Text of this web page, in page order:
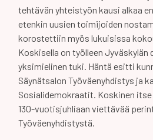
tehtävän yhteistyön kausi alkaa
etenkin uusien toimijoiden
korostettiin myös lukuisissa
Koskisella on työlleen Jyväskylän
yksimielinen tuki. Häntä esitti
Säynätsalon Työväenyhdistys ja
Sosialidemokraatit. Koskinen itse
130-vuotisjuhliaan viettävää
Työväenyhdistystä.